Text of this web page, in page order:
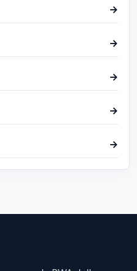
→
→
→
→
→